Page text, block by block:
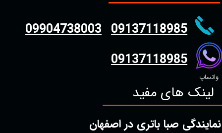
واتساپ
09904738003 09137118985
09137118985
لینک های مفید
نمایندگی صبا باتری در اصفهان